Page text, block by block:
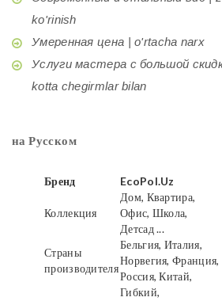
ko'rinish
Умеренная цена | o'rtacha narx
Услуги мастера с большой
kotta chegirmlar bilan
на Русском
Бренд EcoPol.Uz
Коллекция
Дом, Квартира,
Офис, Школа,
Детсад ...
Страны
производителя
Бельгия, Италия,
Норвегия, Франция,
Россия, Китай,
Гибкий,